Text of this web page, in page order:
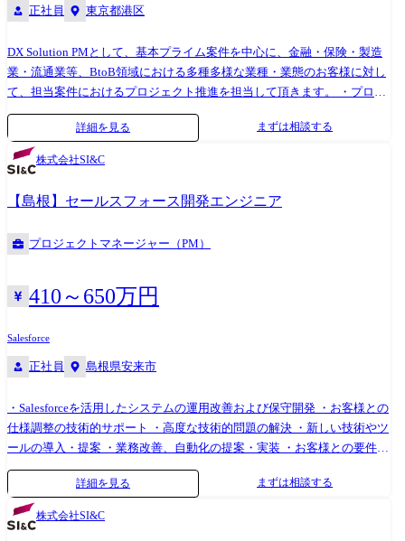
正社員 東京都港区
DX Solution PMとして、基本プライム案件を中心に、金融・保険・製造
業・流通業等、BtoB領域における多種多様な業種・業態のお客様に対し
て、担当案件におけるプロジェクト推進を担当して頂きます。 ・プロジ
ェクト管理(3～30名)全般 ※PL管理スパン目安:10未満/PM管理スパン目
安:8名以上 ・プロジェクト計画書作成 ・プロジェクト採算管理、要員管
理、外部調達管理、進捗管理、品質管理、リスク管理 ・要件定義から設
計、製造、テストの開発一連作業 ・プロジェクトメンバー育成
詳細を見る まずは相談する
株式会社SI&C
【島根】セールスフォース開発エンジニア
プロジェクトマネージャー（PM）
410～650万円
Salesforce
正社員 島根県安来市
・Salesforceを活用したシステムの運用改善および保守開発 ・お客様との
仕様調整の技術的サポート ・高度な技術的問題の解決 ・新しい技術やツ
ールの導入・提案 ・業務改善、自動化の提案・実装 ・お客様との要件定
義、仕様調整、プロジェクト管理 ・チームメンバーの指導・育成 ・プロ
ジェクトの進捗管理と品質保証 ・業務改善、自動化の提案・実装 ・製造
業の顧客向け Salesforce運用/保守開発
詳細を見る まずは相談する
株式会社SI&C